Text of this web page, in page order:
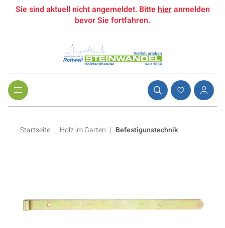
Sie sind aktuell nicht angemeldet. Bittehieranmelden
bevor Sie fortfahren.
Startseite Holz im Garten | Befestigunstechnik